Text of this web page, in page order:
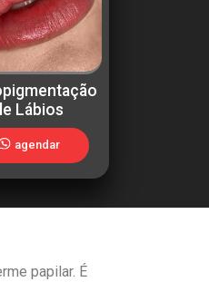
Lábios
agendar
papilar. É